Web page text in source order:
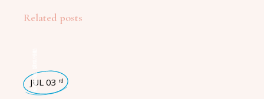
Related posts
瑜珈好物
,
JUL 03 rd